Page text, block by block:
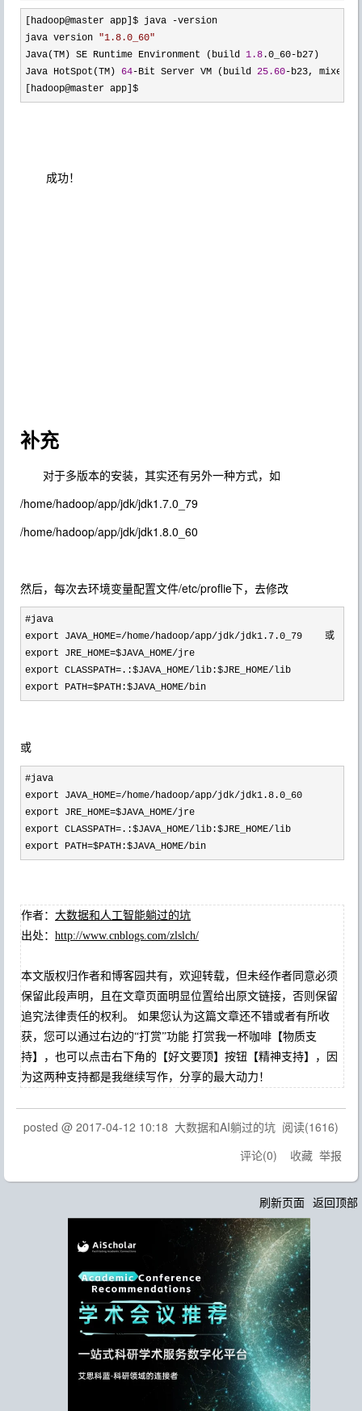
[hadoop@master app]$ java -version
java version "1.8.0_60"
Java(TM) SE Runtime Environment (build 1.8 .0_60-b27)
Java HotSpot(TM) 64-Bit Server VM (build 25.60-b23, mixed
[hadoop@master app]$
成功！
补充
对于多版本的安装，其实还有另外一种方式，如
/home/hadoop/app/jdk/jdk1.7.0_79
/home/hadoop/app/jdk/jdk1.8.0_60
然后，每次去环境变量配置文件/etc/proflie下，去修改
#java
export JAVA_HOME=/home/hadoop/app/jdk/jdk1.7.0_79    或
export JRE_HOME=$JAVA_HOME/jre
export CLASSPATH=.:$JAVA_HOME/lib:$JRE_HOME/ lib
export PATH=$PATH:$JAVA_HOME/bin
或
#java
export JAVA_HOME=/home/hadoop/app/jdk/jdk1.8.0_60
export JRE_HOME=$JAVA_HOME/jre
export CLASSPATH=.:$JAVA_HOME/lib:$JRE_HOME/ lib
export PATH=$PATH:$JAVA_HOME/bin
作者： 大数据和人工智能躺过的坑
出处： http://www.cnblogs.com/zlslch/
本文版权归作者和博客园共有，欢迎转载，但未经作者同意必须
保留此段声明，且在文章页面明显位置给出原文链接，否则保留
追究法律责任的权利。 如果您认为这篇文章还不错或者有所收
获，您可以通过右边的“打赏”功能 打赏我一杯咖啡【物质支
持】，也可以点击右下角的【好文要顶】按钮【精神支持】，因
为这两种支持都是我继续写作，分享的最大动力！
posted @ 2017-04-12 10:18 大数据和AI躺过的坑 阅读(1616)
评论(0) 收藏 举报
刷新页面 返回顶部